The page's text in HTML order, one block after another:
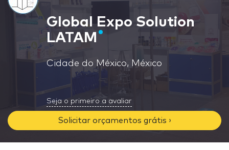
Global Expo Solution
LATAM
Cidade do México, México
Seja o primeiro a avaliar
Solicitar orçamentos grátis ›